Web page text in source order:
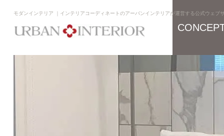
モダンインテリア ｜インテリアコーディネートのアーバンインテリアが運営する公式ウェブ